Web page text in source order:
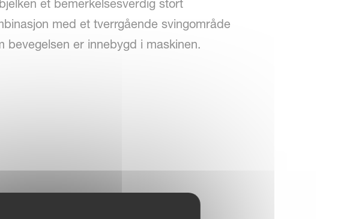
et bemerkelsesverdig stort
med et tverrgående svingområde
bevegelsen er innebygd i maskinen.